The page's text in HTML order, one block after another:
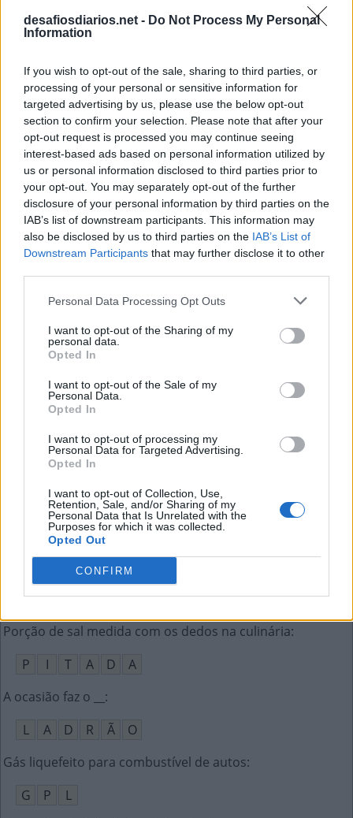
desafiosdiarios.net - Do Not Process My Personal
Information
If you wish to opt-out of the sale, sharing to third parties, or
processing of your personal or sensitive information for
targeted advertising by us, please use the below opt-out
section to confirm your selection. Please note that after your
opt-out request is processed you may continue seeing
interest-based ads based on personal information utilized by
us or personal information disclosed to third parties prior to
your opt-out. You may separately opt-out of the further
disclosure of your personal information by third parties on the
IAB’s list of downstream participants. This information may
also be disclosed by us to third parties on the IAB’s List of
Downstream Participants that may further disclose it to other
Personal Data Processing Opt Outs
I want to opt-out of the Sharing of my
personal data.
Opted In
I want to opt-out of the Sale of my
Personal Data.
Opted In
I want to opt-out of processing my
Personal Data for Targeted Advertising.
Opted In
I want to opt-out of Collection, Use,
Retention, Sale, and/or Sharing of my
Personal Data that Is Unrelated with the
Purposes for which it was collected.
Opted Out
CONFIRM
L
A D R A O
O Comitê Olímpico Russo, na Olimpíada de Tóquio
R
O
C
Abreviação de tudo:
T
D
James __, também conhecido como 007:
B
O N
D
"Uniformes" usados em blocos de Carnaval:
A
B A D Á
S
Porco no __, tradicional prato do Sul do Brasil
O L E T
E
N
T
Numeral, indica unidade:
M
Inchaço provocado por excesso de líquido
D E M
A
Iniciais do apresentador do Viva a Noite, do SBT
G
L
Porção de sal medida com os dedos na culinária:
P
I T A D
A
A ocasião faz o __ :
L
A D R Ã
O
Gás liquefeito para combustível de autos:
G
P
L